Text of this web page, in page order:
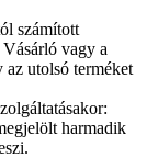
számított
vagy a
utolsó terméket
harmadik